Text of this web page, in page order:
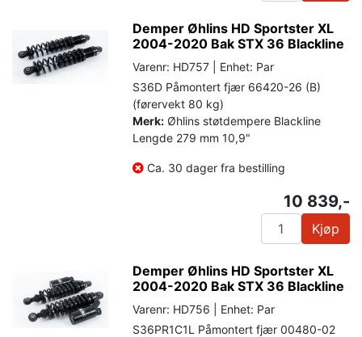
Demper Øhlins HD Sportster XL
2004-2020 Bak STX 36 Blackline
Varenr: HD757 | Enhet: Par
S36D Påmontert fjær 66420-26 (B)
(førervekt 80 kg)
Merk: Øhlins støtdempere Blackline
Lengde 279 mm 10,9"
Ca. 30 dager fra bestilling
10 839,-
Kjøp
Demper Øhlins HD Sportster XL
2004-2020 Bak STX 36 Blackline
Varenr: HD756 | Enhet: Par
S36PR1C1L Påmontert fjær 00480-02